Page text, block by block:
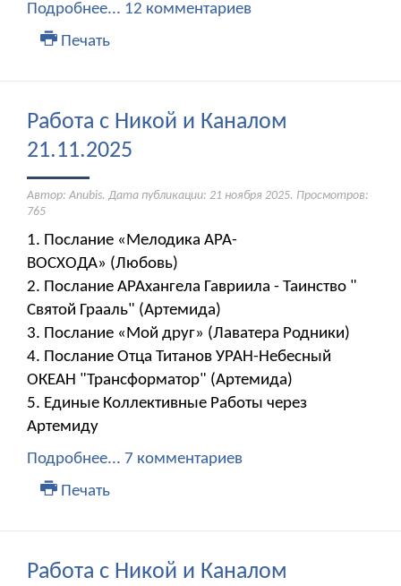
Подробнее... 12 комментариев
Печать
Работа с Никой и Каналом
21.11.2025
Автор: Anubis. Дата публикации: 21 ноября 2025. Просмотров:
765
1. Послание «Мелодика АРА-
ВОСХОДА» (Любовь)
2. Послание АРАхангела Гавриила - Таинство "
Святой Грааль" (Артемида)
3. Послание «Мой друг» (Лаватера Родники)
4. Послание Отца Титанов УРАН-Небесный
ОКЕАН "Трансформатор" (Артемида)
5. Единые Коллективные Работы через
Артемиду
Подробнее... 7 комментариев
Печать
Работа с Никой и Каналом